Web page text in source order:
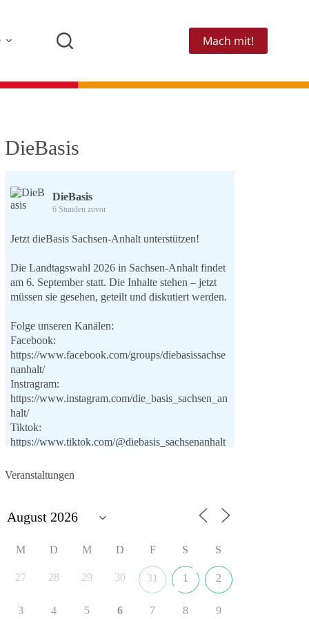
Mach mit!
DieBasis
DieBasis
6 Stunden zuvor
Jetzt dieBasis Sachsen-Anhalt unterstützen!
Die Landtagswahl 2026 in Sachsen-Anhalt findet
am 6. September statt. Die Inhalte stehen – jetzt
müssen sie gesehen, geteilt und diskutiert werden.
Folge unseren Kanälen:
Facebook:
https://www.facebook.com/groups/diebasissachse
nanhalt/
Instragram:
https://www.instagram.com/die_basis_sachsen_an
halt/
Tiktok:
https://www.tiktok.com/@diebasis_sachsenanhalt
Youtube:
🟩🟩🟦🟦🟥🟥🟧🟧
Like, teile und kommentiere unsere Beiträge,
wir stehen und warum es sich lohnt, dieBasis zu
Veranstaltungen
M D M D F S S
27 28 29 30 31 1 2
3 4 5 6 7 8 9